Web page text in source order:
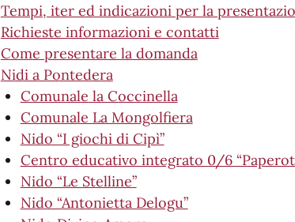
Tempi, iter ed indicazioni per la
Richieste informazioni e contatti
Come presentare la domanda
Nidi a Pontedera
Comunale la Coccinella
Comunale La Mongolfiera
Nido “I giochi di Cipì”
Centro educativo integrato 0/6
Nido “Le Stelline”
Nido “Antonietta Delogu”